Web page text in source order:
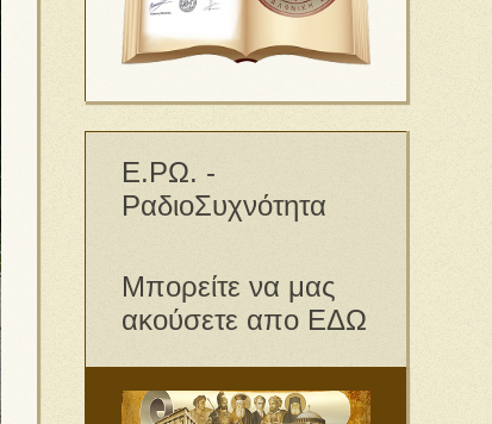
Ε.ΡΩ. -
ΡαδιοΣυχνότητα
Μπορείτε να μας
ακούσετε απο ΕΔΩ